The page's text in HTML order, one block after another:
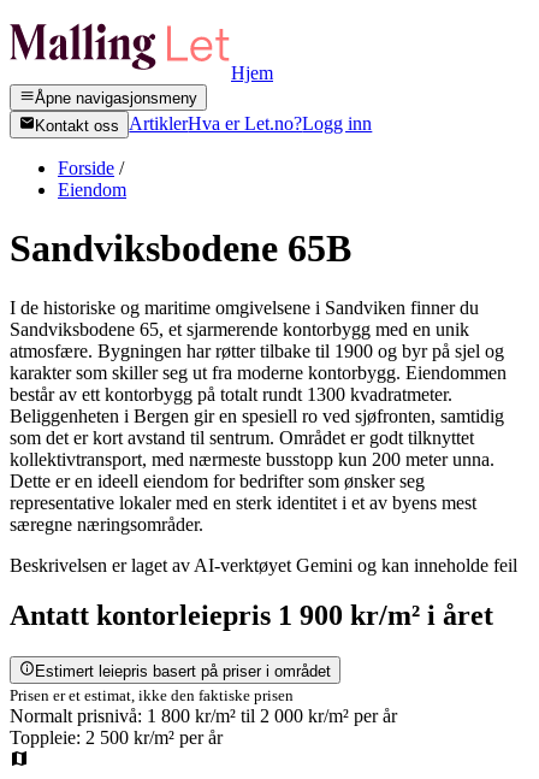
Hjem
Åpne navigasjonsmeny
Kontakt oss
ArtiklerHva er Let.no?Logg inn
Forside /
Eiendom
Sandviksbodene 65B
I de historiske og maritime omgivelsene i Sandviken finner du
Sandviksbodene 65, et sjarmerende kontorbygg med en unik
atmosfære. Bygningen har røtter tilbake til 1900 og byr på sjel og
karakter som skiller seg ut fra moderne kontorbygg. Eiendommen
består av ett kontorbygg på totalt rundt 1300 kvadratmeter.
Beliggenheten i Bergen gir en spesiell ro ved sjøfronten, samtidig
som det er kort avstand til sentrum. Området er godt tilknyttet
kollektivtransport, med nærmeste busstopp kun 200 meter unna.
Dette er en ideell eiendom for bedrifter som ønsker seg
representative lokaler med en sterk identitet i et av byens mest
særegne næringsområder.
Beskrivelsen er laget av AI-verktøyet Gemini og kan inneholde feil
Antatt kontorleiepris 1 900 kr/m² i året
Estimert leiepris basert på priser i området
Prisen er et estimat, ikke den faktiske prisen
Normalt prisnivå: 1 800 kr/m² til 2 000 kr/m² per år
Toppleie: 2 500 kr/m² per år